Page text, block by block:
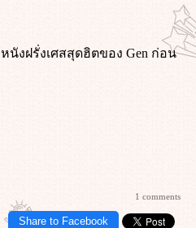
นังฝรั่งเศสสุดฮิตของ Gen ก่อน
1 comments
Share to Facebook